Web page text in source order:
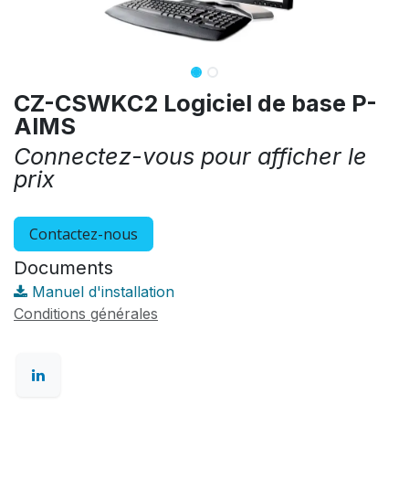
CZ-CSWKC2 Logiciel de base P-
AIMS
Connectez-vous pour afficher le
prix
Contactez-nous
Documents
Manuel d'installation
Conditions générales